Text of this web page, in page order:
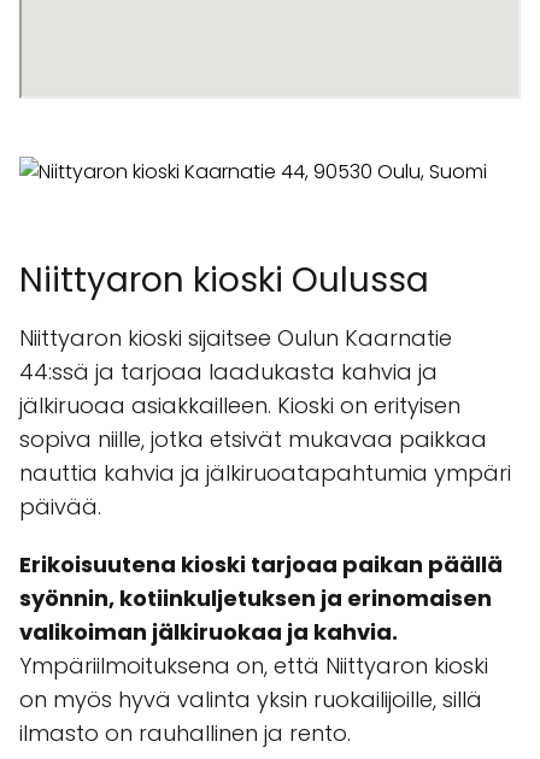
Niittyaron kioski Oulussa
Niittyaron kioski sijaitsee Oulun Kaarnatie
44:ssä ja tarjoaa laadukasta kahvia ja
jälkiruoaa asiakkailleen. Kioski on erityisen
sopiva niille, jotka etsivät mukavaa paikkaa
nauttia kahvia ja jälkiruoatapahtumia ympäri
päivää.
Erikoisuutena kioski tarjoaa paikan päällä
syönnin, kotiinkuljetuksen ja erinomaisen
valikoiman jälkiruokaa ja kahvia.
Ympäriilmoituksena on, että Niittyaron kioski
on myös hyvä valinta yksin ruokailijoille, sillä
ilmasto on rauhallinen ja rento.